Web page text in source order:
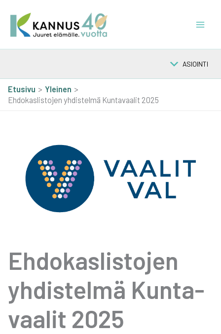
sisältöön
ASIOINTI
Etusivu
Yleinen
Ehdokaslistojen yhdistelmä Kuntavaalit 2025
Ehdo­kas­lis­to­jen
yhdis­tel­mä Kun­ta­
vaa­lit 2025